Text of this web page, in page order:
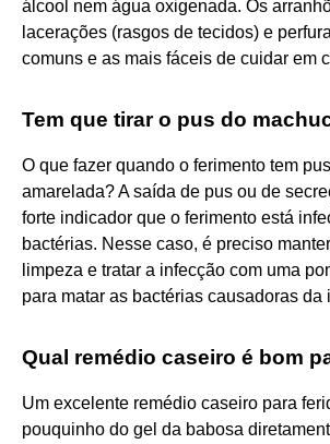
álcool nem água oxigenada. Os
lacerações (rasgos de tecidos) e
comuns e as mais fáceis de cuidar em
Tem que tirar o pus do
O que fazer quando o ferimento tem
amarelada? A saída de pus ou de
forte indicador que o ferimento está
bactérias. Nesse caso, é preciso
limpeza e tratar a infecção com uma
para matar as bactérias causadoras da
Qual remédio caseiro é bom
Um excelente remédio caseiro para
pouquinho do gel da babosa